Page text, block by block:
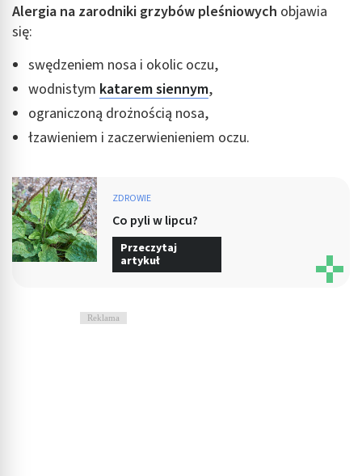
Alergia na zarodniki grzybów pleśniowych objawia
się:
swędzeniem nosa i okolic oczu,
wodnistym katarem siennym,
ograniczoną drożnością nosa,
łzawieniem i zaczerwienieniem oczu.
ZDROWIE
Co pyli w lipcu?
Przeczytaj
artykuł
Reklama